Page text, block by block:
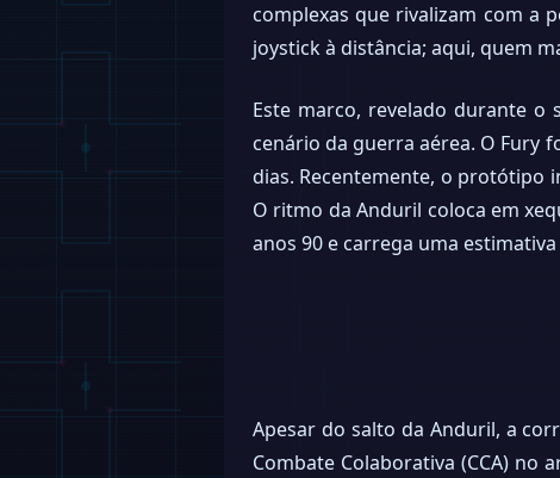
complexas que rivalizam com a
joystick à distância; aqui, quem
Este marco, revelado durante o
cenário da guerra aérea. O Fury
dias. Recentemente, o protótipo
O ritmo da Anduril coloca em
anos 90 e carrega uma
Apesar do salto da Anduril, a
Combate Colaborativa (CCA) no